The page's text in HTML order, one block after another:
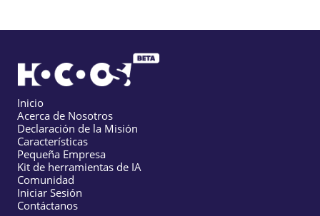
Inicio
Acerca de Nosotros
Declaración de la Misión
Características
Pequeña Empresa
Kit de herramientas de IA
Comunidad
Iniciar Sesión
Contáctanos